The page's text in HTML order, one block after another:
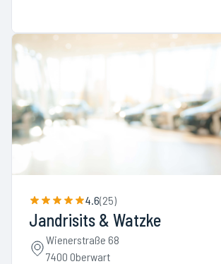
4.6(25)
Jandrisits & Watzke
Wienerstraße 68
7400 Oberwart